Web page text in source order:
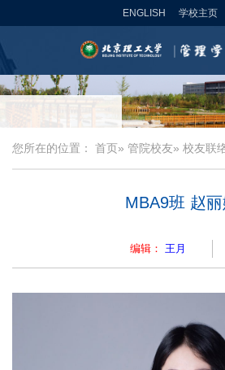
ENGLISH 学校主页
您所在的位置： 首页» 管院校友» 校友联
MBA9班 赵
编辑： 王月